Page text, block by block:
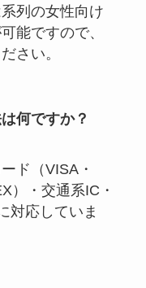
列の女性向け
能ですので、
さい。
何ですか？
ド（VISA・
）・交通系IC・
対応していま